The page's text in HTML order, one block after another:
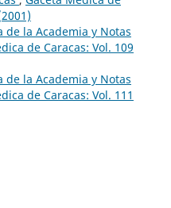
de la Academia y Notas
de Caracas: Vol. 109
de la Academia y Notas
de Caracas: Vol. 111